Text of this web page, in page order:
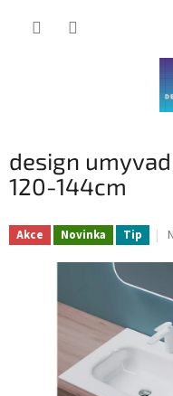
design
120-144cm
Akce Novinka Tip
z
5